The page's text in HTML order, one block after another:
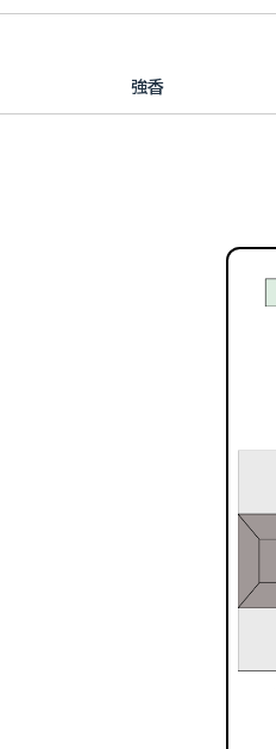
強香